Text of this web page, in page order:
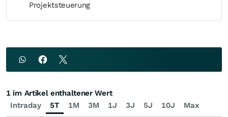
Projektsteuerung
Intraday 5T 1M 3M 1J 3J 5J 10J Max
1 im Artikel enthaltener Wert